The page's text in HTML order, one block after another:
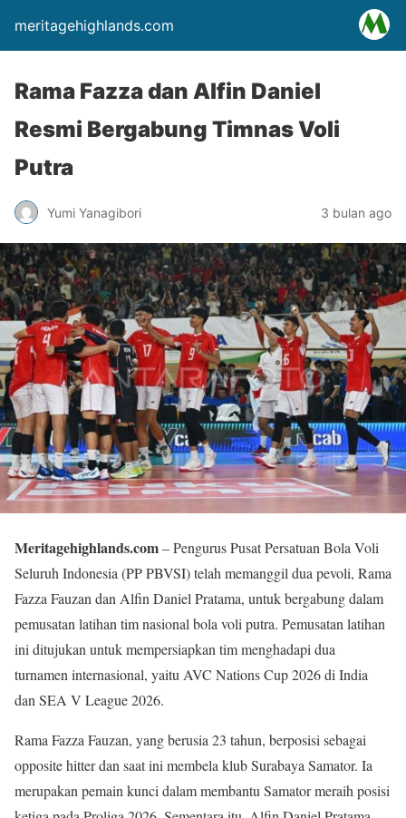
meritagehighlands.com
Rama Fazza dan Alfin Daniel
Resmi Bergabung Timnas Voli
Putra
Yumi Yanagibori 3 bulan ago
Meritagehighlands.com– Pengurus Pusat Persatuan Bola Voli
Seluruh Indonesia (PP PBVSI) telah memanggil dua pevoli, Rama
Fazza Fauzan dan Alfin Daniel Pratama, untuk bergabung dalam
pemusatan latihan tim nasional bola voli putra. Pemusatan latihan
ini ditujukan untuk mempersiapkan tim menghadapi dua
turnamen internasional, yaitu AVC Nations Cup 2026 di India
dan SEA V League 2026.
Rama Fazza Fauzan, yang berusia 23 tahun, berposisi sebagai
opposite hitter dan saat ini membela klub Surabaya Samator. Ia
merupakan pemain kunci dalam membantu Samator meraih posisi